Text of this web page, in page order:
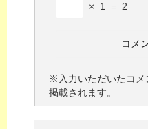
× 1 = 2
※入力いただいたコメ
掲載されます。